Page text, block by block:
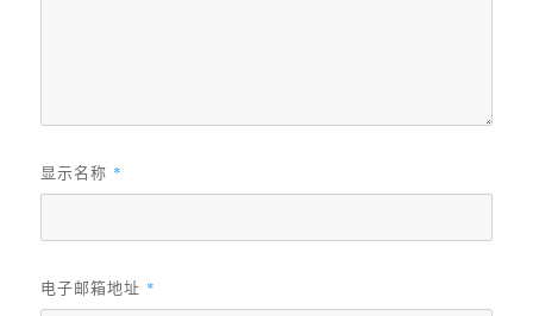
显示名称 *
电子邮箱地址 *